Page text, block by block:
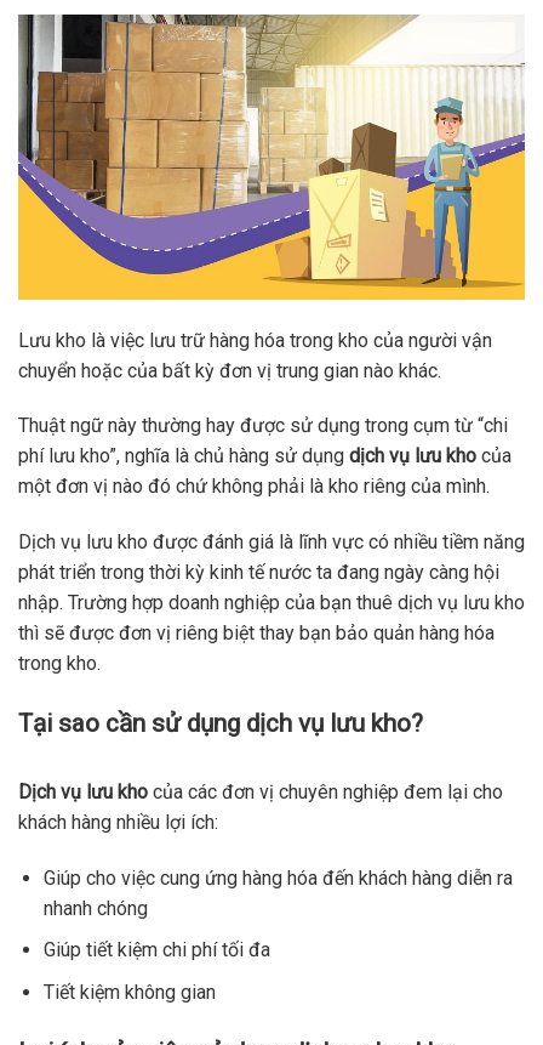
Lưu kho là việc lưu trữ hàng hóa trong kho của người vận
chuyển hoặc của bất kỳ đơn vị trung gian nào khác.
Thuật ngữ này thường hay được sử dụng trong cụm từ “chi
phí lưu kho”, nghĩa là chủ hàng sử dụng dịch vụ lưu kho của
một đơn vị nào đó chứ không phải là kho riêng của mình.
Dịch vụ lưu kho được đánh giá là lĩnh vực có nhiều tiềm năng
phát triển trong thời kỳ kinh tế nước ta đang ngày càng hội
nhập. Trường hợp doanh nghiệp của bạn thuê dịch vụ lưu kho
thì sẽ được đơn vị riêng biệt thay bạn bảo quản hàng hóa
trong kho.
Tại sao cần sử dụng dịch vụ lưu kho?
Dịch vụ lưu kho của các đơn vị chuyên nghiệp đem lại cho
khách hàng nhiều lợi ích:
Giúp cho việc cung ứng hàng hóa đến khách hàng diễn ra
nhanh chóng
Giúp tiết kiệm chi phí tối đa
Tiết kiệm không gian